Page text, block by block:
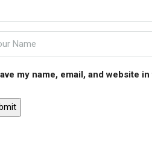
my name, email, and website